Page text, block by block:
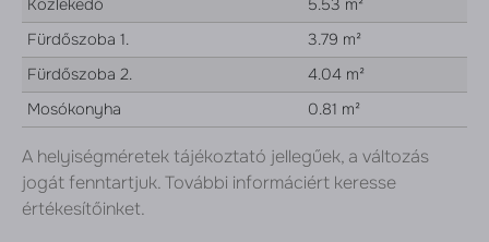
Közlekedő
5.53 m²
Fürdőszoba 1.
3.79 m²
Fürdőszoba 2.
4.04 m²
Mosókonyha
0.81 m²
A helyiségméretek tájékoztató jellegűek, a változás
jogát fenntartjuk. További informáciért keresse
értékesítőinket.